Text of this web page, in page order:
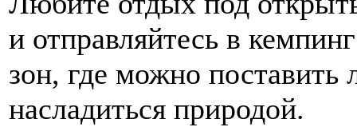
и отправляйтесь в
зон, где можно поставить
насладиться природой.